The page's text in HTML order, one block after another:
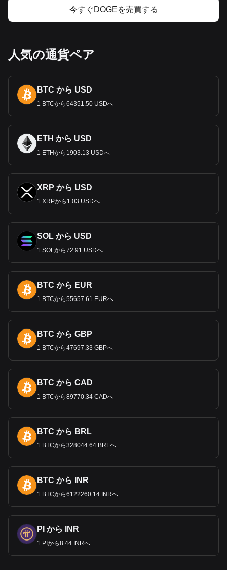
今すぐDOGEを売買する
人気の通貨ペア
BTC から USD
1 BTCから64351.50 USDへ
ETH から USD
1 ETHから1903.13 USDへ
XRP から USD
1 XRPから1.03 USDへ
SOL から USD
1 SOLから72.91 USDへ
BTC から EUR
1 BTCから55657.61 EURへ
BTC から GBP
1 BTCから47697.33 GBPへ
BTC から CAD
1 BTCから89770.34 CADへ
BTC から BRL
1 BTCから328044.64 BRLへ
BTC から INR
1 BTCから6122260.14 INRへ
PI から INR
1 PIから8.44 INRへ